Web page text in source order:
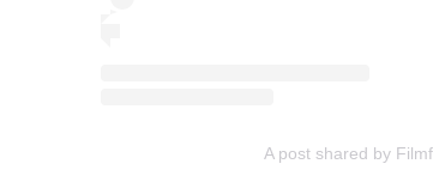
A post shared by